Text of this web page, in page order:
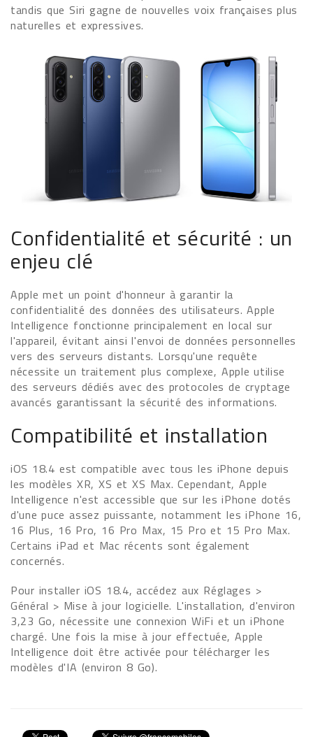
tandis que Siri gagne de nouvelles voix françaises plus
naturelles et expressives.
Confidentialité et sécurité : un
enjeu clé
Apple met un point d'honneur à garantir la
confidentialité des données des utilisateurs. Apple
Intelligence fonctionne principalement en local sur
l'appareil, évitant ainsi l'envoi de données personnelles
vers des serveurs distants. Lorsqu'une requête
nécessite un traitement plus complexe, Apple utilise
des serveurs dédiés avec des protocoles de cryptage
avancés garantissant la sécurité des informations.
Compatibilité et installation
iOS 18.4 est compatible avec tous les iPhone depuis
les modèles XR, XS et XS Max. Cependant, Apple
Intelligence n'est accessible que sur les iPhone dotés
d'une puce assez puissante, notamment les iPhone 16,
16 Plus, 16 Pro, 16 Pro Max, 15 Pro et 15 Pro Max.
Certains iPad et Mac récents sont également
concernés.
Pour installer iOS 18.4, accédez aux Réglages >
Général > Mise à jour logicielle. L'installation, d'environ
3,23 Go, nécessite une connexion WiFi et un iPhone
chargé. Une fois la mise à jour effectuée, Apple
Intelligence doit être activée pour télécharger les
modèles d'IA (environ 8 Go).